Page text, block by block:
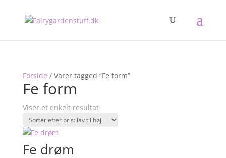
Forside / Varer tagged “Fe form”
Fe form
Viser et enkelt resultat
Fe drøm